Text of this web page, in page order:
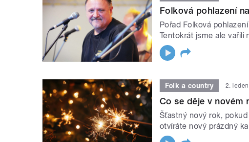
Folková pohlazení
Pořad Folková
Tentokrát jsme ale vařili
Folk a country 2.
Co se děje v novém
Šťastný nový rok,
otvíráte nový prázdný